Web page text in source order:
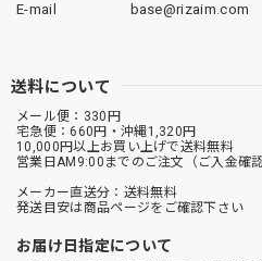
E-mail
base@rizaim.com
送料について
メール便：330円
宅急便：660円・沖縄1,320円
10,000円以上お買い上げで送料無料
営業日AM9:00までのご注文（ご入金確
メーカー直送分：送料無料
発送目安は商品ページをご確認下さい
お届け日指定について